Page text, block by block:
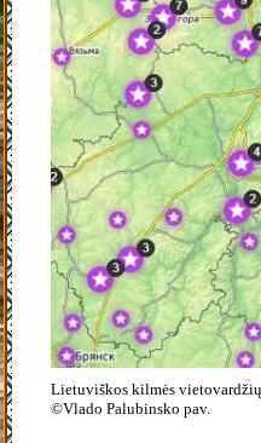
Lietuviškos kilmės
©Vlado Palubinsko pav.